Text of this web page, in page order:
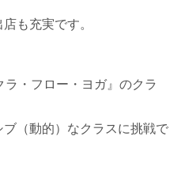
も充実です。
・フロー・ヨガ』のクラ
（動的）なクラスに挑戦で